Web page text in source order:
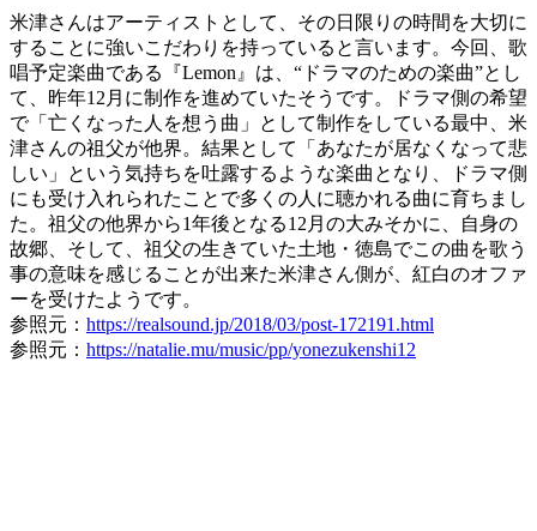
米津さんはアーティストとして、その日限りの時間を大切に
することに強いこだわりを持っていると言います。今回、歌
唱予定楽曲である『Lemon』は、“ドラマのための楽曲”とし
て、昨年12月に制作を進めていたそうです。ドラマ側の希望
で「亡くなった人を想う曲」として制作をしている最中、米
津さんの祖父が他界。結果として「あなたが居なくなって悲
しい」という気持ちを吐露するような楽曲となり、ドラマ側
にも受け入れられたことで多くの人に聴かれる曲に育ちまし
た。祖父の他界から1年後となる12月の大みそかに、自身の
故郷、そして、祖父の生きていた土地・徳島でこの曲を歌う
事の意味を感じることが出来た米津さん側が、紅白のオファ
ーを受けたようです。
参照元： https://realsound.jp/2018/03/post-172191.html
参照元： https://natalie.mu/music/pp/yonezukenshi12